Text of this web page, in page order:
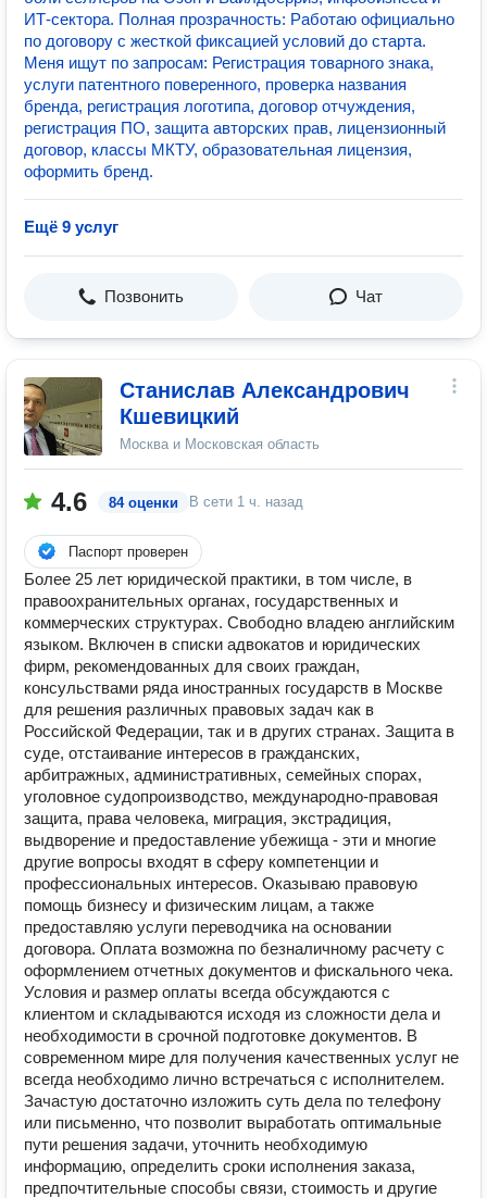
ИТ-сектора. Полная прозрачность: Работаю официально
по договору с жесткой фиксацией условий до старта.
Меня ищут по запросам: Регистрация товарного знака,
услуги патентного поверенного, проверка названия
бренда, регистрация логотипа, договор отчуждения,
регистрация ПО, защита авторских прав, лицензионный
договор, классы МКТУ, образовательная лицензия,
оформить бренд.
Ещё 9 услуг
Позвонить Чат
Станислав Александрович
Кшевицкий
Москва и Московская область
4.6 84 оценки В сети 1 ч. назад
Паспорт проверен
Более 25 лет юридической практики, в том числе, в
правоохранительных органах, государственных и
коммерческих структурах. Свободно владею английским
языком. Включен в списки адвокатов и юридических
фирм, рекомендованных для своих граждан,
консульствами ряда иностранных государств в Москве
для решения различных правовых задач как в
Российской Федерации, так и в других странах. Защита в
суде, отстаивание интересов в гражданских,
арбитражных, административных, семейных спорах,
уголовное судопроизводство, международно-правовая
защита, права человека, миграция, экстрадиция,
выдворение и предоставление убежища - эти и многие
другие вопросы входят в сферу компетенции и
профессиональных интересов. Оказываю правовую
помощь бизнесу и физическим лицам, а также
предоставляю услуги переводчика на основании
договора. Оплата возможна по безналичному расчету с
оформлением отчетных документов и фискального чека.
Условия и размер оплаты всегда обсуждаются с
клиентом и складываются исходя из сложности дела и
необходимости в срочной подготовке документов. В
современном мире для получения качественных услуг не
всегда необходимо лично встречаться с исполнителем.
Зачастую достаточно изложить суть дела по телефону
или письменно, что позволит выработать оптимальные
пути решения задачи, уточнить необходимую
информацию, определить сроки исполнения заказа,
предпочтительные способы связи, стоимость и другие